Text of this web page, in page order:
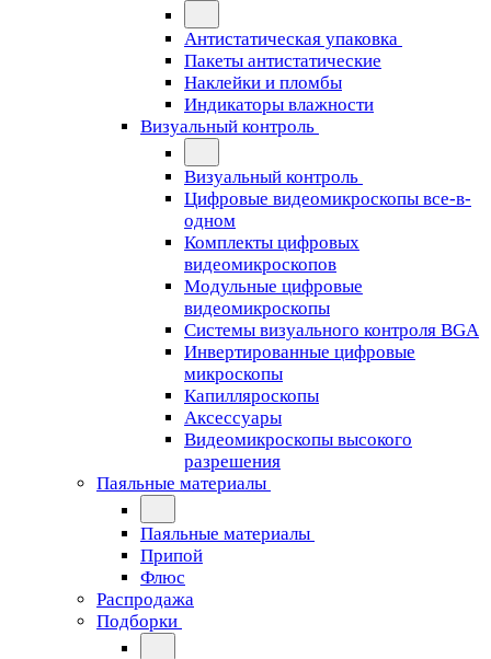
Антистатическая упаковка
Пакеты антистатические
Наклейки и пломбы
Индикаторы влажности
Визуальный контроль
Визуальный контроль
Цифровые видеомикроскопы все-в-
одном
Комплекты цифровых
видеомикроскопов
Модульные цифровые
видеомикроскопы
Cистемы визуального контроля BGA
Инвертированные цифровые
микроскопы
Капилляроскопы
Аксессуары
Видеомикроскопы высокого
разрешения
Паяльные материалы
Паяльные материалы
Припой
Флюс
Распродажа
Подборки